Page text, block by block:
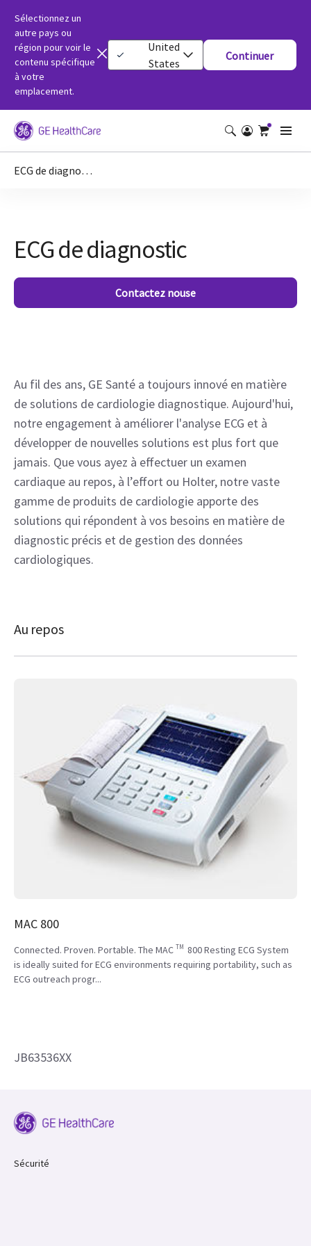
Sélectionnez un
autre pays ou
région pour voir le
contenu spécifique
à votre
emplacement.
United
States
Continuer
ECG de diagnostic
ECG de diagnostic
Contactez nouse
Au fil des ans, GE Santé a toujours innové en matière
de solutions de cardiologie diagnostique. Aujourd'hui,
notre engagement à améliorer l'analyse ECG et à
développer de nouvelles solutions est plus fort que
jamais. Que vous ayez à effectuer un examen
cardiaque au repos, à l’effort ou Holter, notre vaste
gamme de produits de cardiologie apporte des
solutions qui répondent à vos besoins en matière de
diagnostic précis et de gestion des données
cardiologiques.
Au repos
MAC 800
Connected. Proven. Portable. The MAC TM 800 Resting ECG System
is ideally suited for ECG environments requiring portability, such as
ECG outreach progr...
JB63536XX
Sécurité